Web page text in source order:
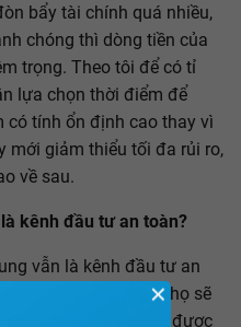
bẩy tài chính quá nhiều,
chóng thì dòng tiền của
trọng. Theo tôi để có tỉ
lựa chọn thời điểm để
có tính ổn định cao thay vì
mới giảm thiểu tối đa rủi ro,
về sau.
kênh đầu tư an toàn?
vẫn là kênh đầu tư an
có kinh nghiệm họ sẽ
trường, khu vực này được
✕